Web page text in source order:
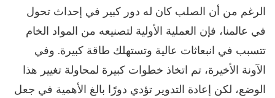
الرغم من أن الصلب كان له دور كبير في إحداث تحول
في عالمنا، فإن العملية الأولية لتصنيعه من المواد الخام
تتسبب في انبعاثات عالية وتستهلك طاقة كبيرة. وفي
الآونة الأخيرة، تم اتخاذ خطوات كبيرة لمحاولة تغيير هذا
الوضع، لكن إعادة التدوير تؤدي دورًا بالغ الأهمية في جعل